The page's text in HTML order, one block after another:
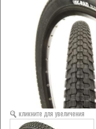
кликните для увеличения